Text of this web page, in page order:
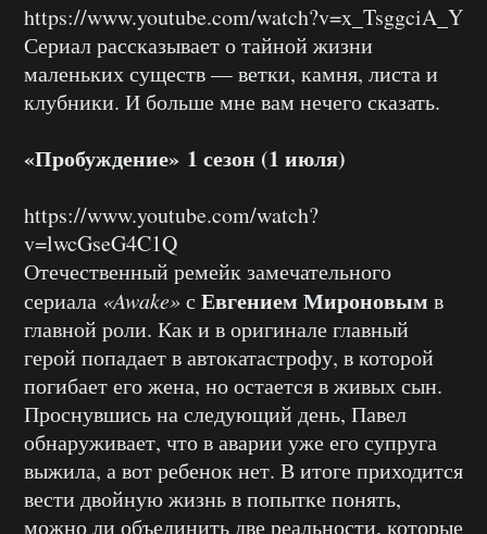
https://www.youtube.com/watch?v=x_TsggciA_Y
Сериал рассказывает о тайной жизни
маленьких существ — ветки, камня, листа и
клубники. И больше мне вам нечего сказать.
«Пробуждение» 1 сезон (1 июля)
https://www.youtube.com/watch?
v=lwcGseG4C1Q
Отечественный ремейк замечательного
сериала «Awake»с Евгением Мироновым в
главной роли. Как и в оригинале главный
герой попадает в автокатастрофу, в которой
погибает его жена, но остается в живых сын.
Проснувшись на следующий день, Павел
обнаруживает, что в аварии уже его супруга
выжила, а вот ребенок нет. В итоге приходится
вести двойную жизнь в попытке понять,
можно ли объединить две реальности, которые